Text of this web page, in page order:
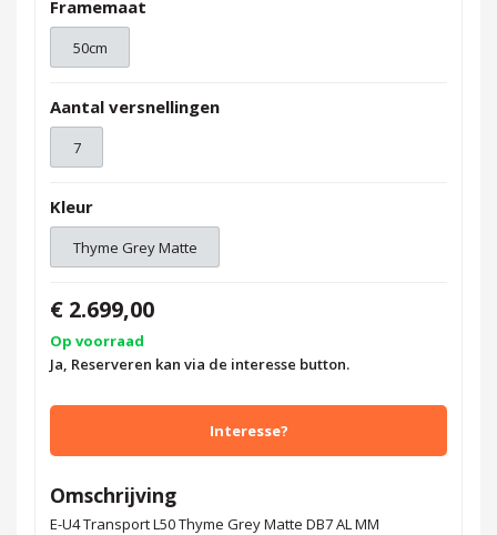
Framemaat
50cm
Aantal versnellingen
7
Kleur
Thyme Grey Matte
€ 2.699,00
Op voorraad
Ja, Reserveren kan via de interesse button.
Interesse?
Omschrijving
E-U4 Transport L50 Thyme Grey Matte DB7 AL MM